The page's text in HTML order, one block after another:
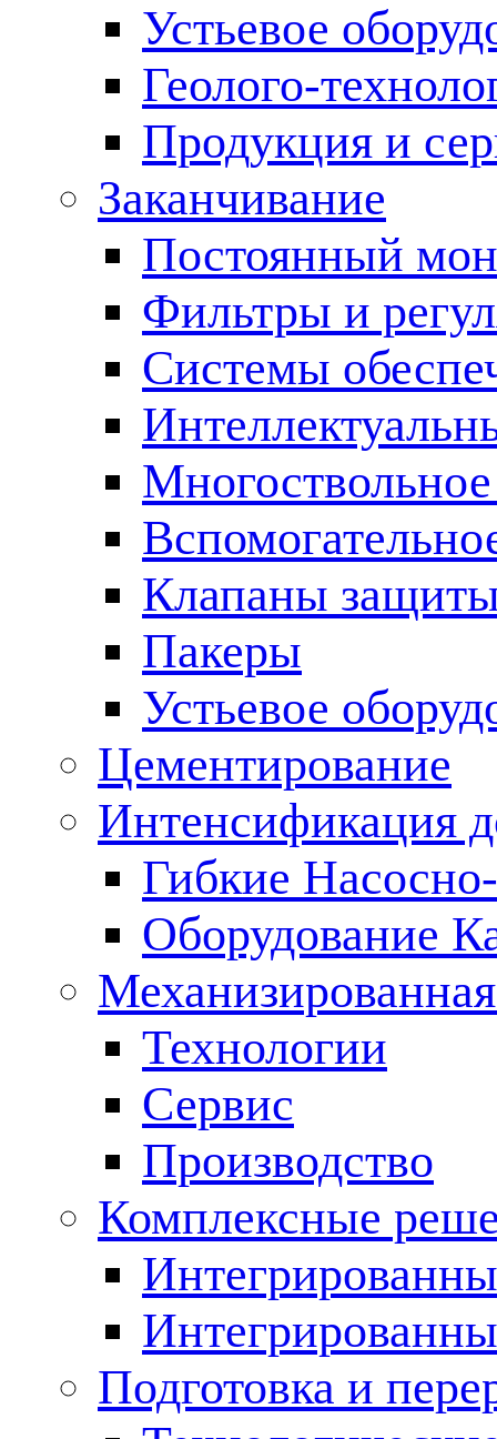
Устьевое
Геолого-
Продукция и
Заканчивание
Постоянный
Фильтры и
Cистемы
Клапаны
Пакеры
Устьевое
Цементирование
Интенсификация
Гибкие
Оборудование
Технологии
Сервис
Производство
Комплексные
Подготовка и